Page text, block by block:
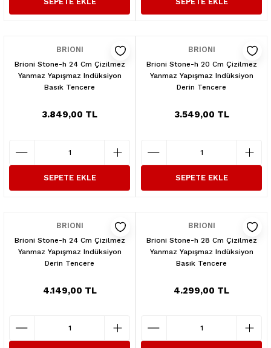
BRIONI
Brioni Stone-h 24 Cm Çizilmez
Yanmaz Yapışmaz Indüksiyon
Basık Tencere
3.849,00 TL
SEPETE EKLE
BRIONI
Brioni Stone-h 20 Cm Çizilmez
Yanmaz Yapışmaz Indüksiyon
Derin Tencere
3.549,00 TL
SEPETE EKLE
BRIONI
Brioni Stone-h 24 Cm Çizilmez
Yanmaz Yapışmaz Indüksiyon
Derin Tencere
4.149,00 TL
BRIONI
Brioni Stone-h 28 Cm Çizilmez
Yanmaz Yapışmaz Indüksiyon
Basık Tencere
4.299,00 TL